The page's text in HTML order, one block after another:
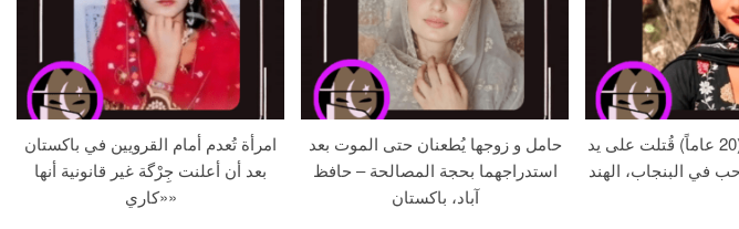
امرأة تُعدم أمام القرويين في باكستان
بعد أن أعلنت جِرْگة غير قانونية أنها
«كاري»
حامل و زوجها يُطعنان حتى الموت بعد
استدراجهما بحجة المصالحة – حافظ
آباد، باكستان
ماهك بريت كور (20 عاماً) قُتلت على يد
حب في البنجاب، الهند